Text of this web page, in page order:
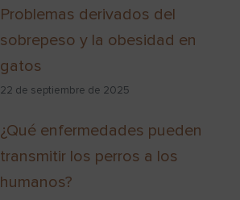
Problemas derivados del
sobrepeso y la obesidad en
gatos
22 de septiembre de 2025
¿Qué enfermedades pueden
transmitir los perros a los
humanos?